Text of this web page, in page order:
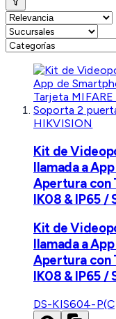
HIKVISION
Kit de
llamada a
Apertura con
IK08 & IP65 /
Kit de
llamada a
Apertura con
IK08 & IP65 /
DS-KIS604-